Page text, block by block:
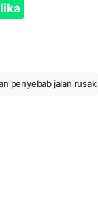
penyebab jalan rusak